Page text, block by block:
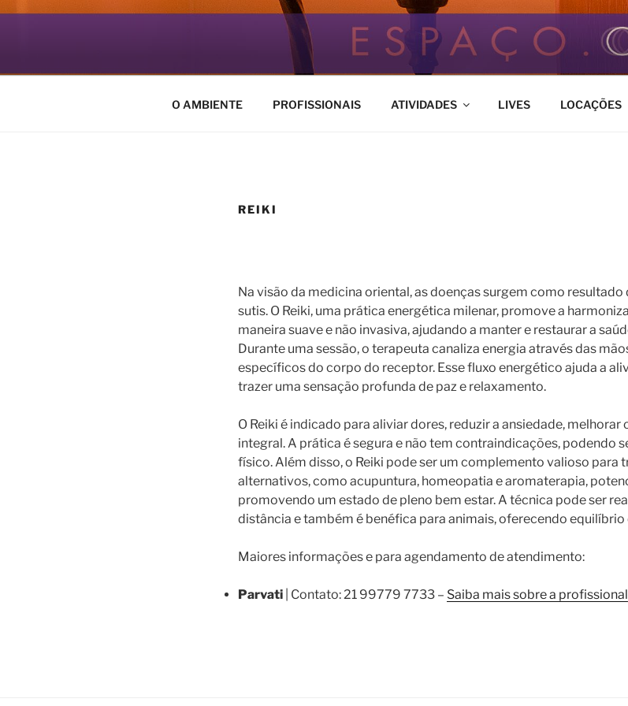
ESPAÇO.OM
Seja bem vindo ao nosso espaço de Bem Estar
O AMBIENTE PROFISSIONAIS ATIVIDADES LIVES LOCAÇÕES
REIKI
Na visão da medicina oriental, as doenças surgem como
sutis. O Reiki, uma prática energética milenar, promove a
maneira suave e não invasiva, ajudando a manter e restaurar a
Durante uma sessão, o terapeuta canaliza energia através das
específicos do corpo do receptor. Esse fluxo energético ajuda a
trazer uma sensação profunda de paz e relaxamento.
O Reiki é indicado para aliviar dores, reduzir a ansiedade,
integral. A prática é segura e não tem contraindicações, podendo
físico. Além disso, o Reiki pode ser um complemento valioso para
alternativos, como acupuntura, homeopatia e aromaterapia,
promovendo um estado de pleno bem estar. A técnica pode ser
distância e também é benéfica para animais, oferecendo equilíbrio
Maiores informações e para agendamento de atendimento:
Parvati | Contato: 21 99779 7733 – Saiba mais sobre a profissional